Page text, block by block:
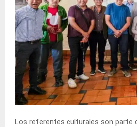
Los referentes culturales son parte